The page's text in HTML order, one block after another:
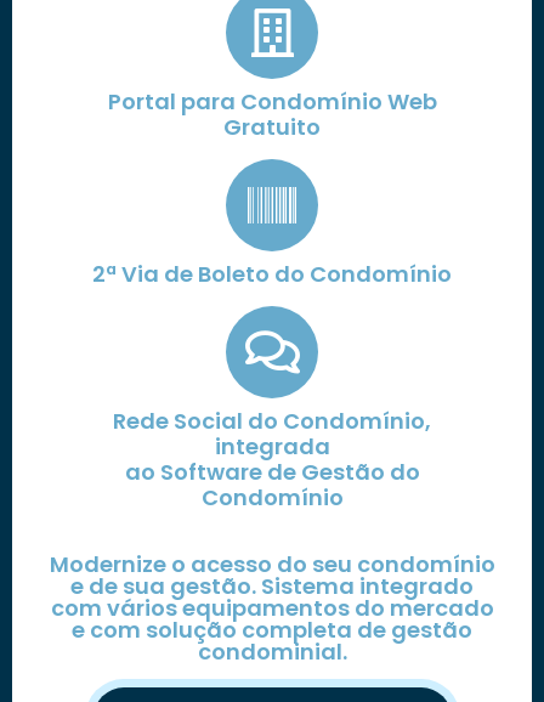
Portal para Condomínio Web
Gratuito
2ª Via de Boleto do Condomínio
Rede Social do Condomínio,
integrada
ao Software de Gestão do
Condomínio
Modernize o acesso do seu condomínio
e de sua gestão. Sistema integrado
com vários equipamentos do mercado
e com solução completa de gestão
condominial.